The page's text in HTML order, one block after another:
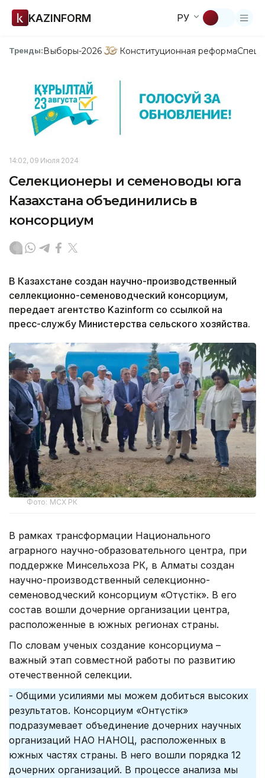
KAZINFORM РУ
Тренды:Выборы-2026 Конституционная реформа
14:02, 09 Июля 2024
Селекционеры и семеноводы юга
Казахстана объединились в
консорциум
В Казахстане создан научно-производственный
селлекционно-семеноводческий консорциум,
передает агентство Kazinform со ссылкой на
пресс-службу Министерства сельского хозяйства.
Фото: МСХ РК
В рамках трансформации Национального
аграрного научно-образовательного центра, при
поддержке Минсельхоза РК, в Алматы создан
научно-производственный селекционно-
семеноводческий консорциум «Оңтүстік». В его
состав вошли дочерние организации центра,
расположенные в южных регионах страны.
По словам ученых создание консорциума –
важный этап совместной работы по развитию
отечественной селекции.
- Общими усилиями мы можем добиться высоких
результатов. Консорциум «Онтүстік»
подразумевает объединение дочерних научных
организаций НАО НАНОЦ, расположенных в
южных частях страны. В него вошли порядка 12
дочерних организаций. В процессе анализа мы